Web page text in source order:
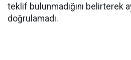
teklif bulunmadığını belirterek
doğrulamadı.